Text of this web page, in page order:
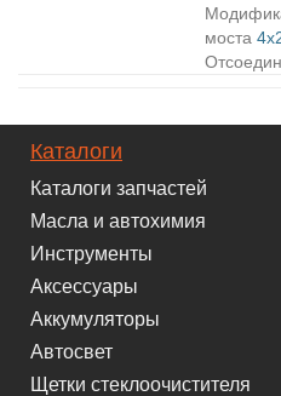
моста
Каталоги
Каталоги запчастей
Масла и автохимия
Инструменты
Аксессуары
Аккумуляторы
Автосвет
Щетки стеклоочистителя